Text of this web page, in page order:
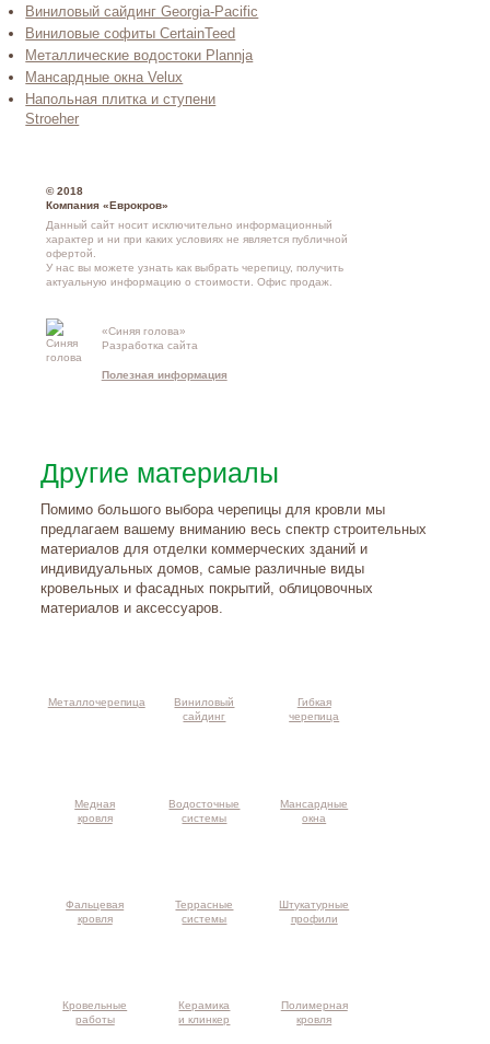
Виниловый сайдинг Gеorgia-Расifiс
Виниловые софиты CertainTeed
Металлические водостоки Plannja
Мансардные окна Velux
Напольная плитка и ступени
Stroeher
© 2018
Компания «Еврокров»
Данный сайт носит исключительно информационный
характер и ни при каких условиях не является публичной
офертой.
У нас вы можете узнать как выбрать черепицу, получить
актуальную информацию о стоимости.Офис продаж.
«Синяя голова»
Разработка сайта
Полезная информация
Другие материалы
Помимо большого выбора черепицы для кровли мы
предлагаем вашему вниманию весь спектр строительных
материалов для отделки коммерческих зданий и
индивидуальных домов, самые различные виды
кровельных и фасадных покрытий, облицовочных
материалов и аксессуаров.
Металлочерепица
Виниловый
сайдинг
Гибкая
черепица
Медная
кровля
Водосточные
системы
Мансардные
окна
Фальцевая
кровля
Террасные
системы
Штукатурные
профили
Кровельные
работы
Керамика
и клинкер
Полимерная
кровля